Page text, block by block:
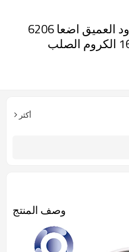
SUNBEARING الكرة الاخدود العميق اضعا 6206
2RS الأسود 30 * 62 * 16MM الكروم الصلب
أكثر
وصف المنتج